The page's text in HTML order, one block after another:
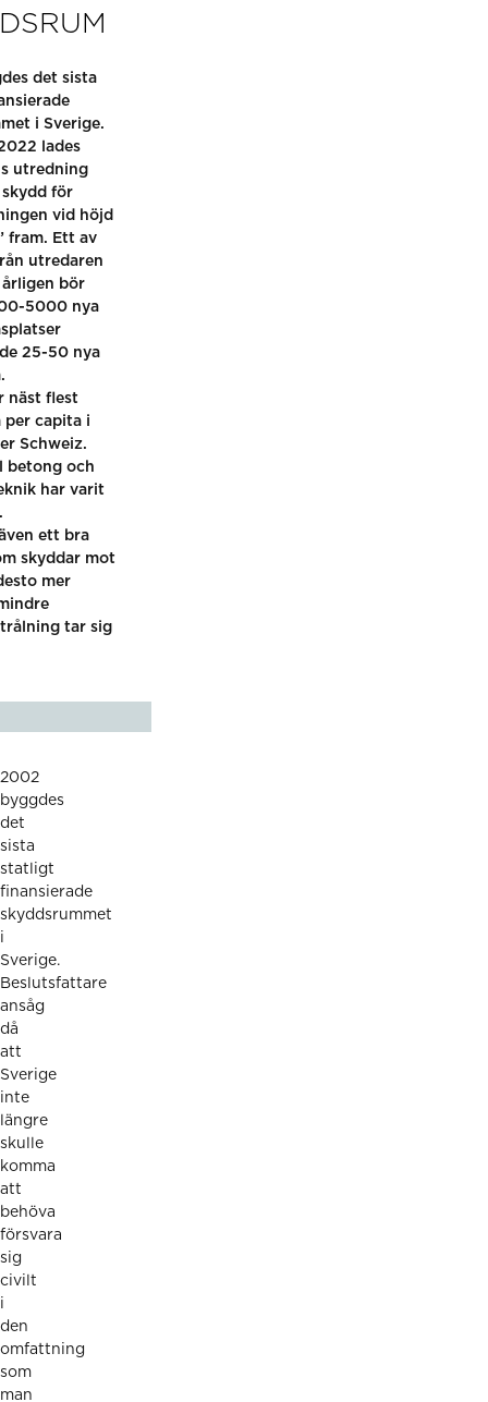
det sista
i Sverige.
lades
utredning
för
vid höjd
fram. Ett av
utredaren
bör
5000 nya
25-50 nya
näst flest
per capita i
Schweiz.
betong och
har varit
ett bra
skyddar mot
mer
tar sig
2002
byggdes
det
sista
statligt
finansierade
skyddsrummet
i
Sverige.
Beslutsfattare
ansåg
då
att
Sverige
inte
längre
skulle
komma
att
behöva
försvara
sig
civilt
i
den
omfattning
som
man